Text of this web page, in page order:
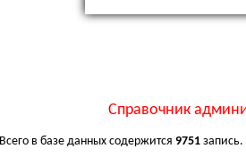
Справочник
Всего в базе данных содержится 9751